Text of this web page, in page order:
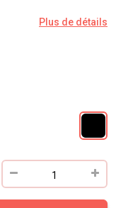
Plus de détails